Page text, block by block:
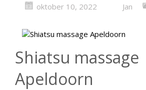
oktober 10, 2022
Jan
Shiatsu massage
Apeldoorn